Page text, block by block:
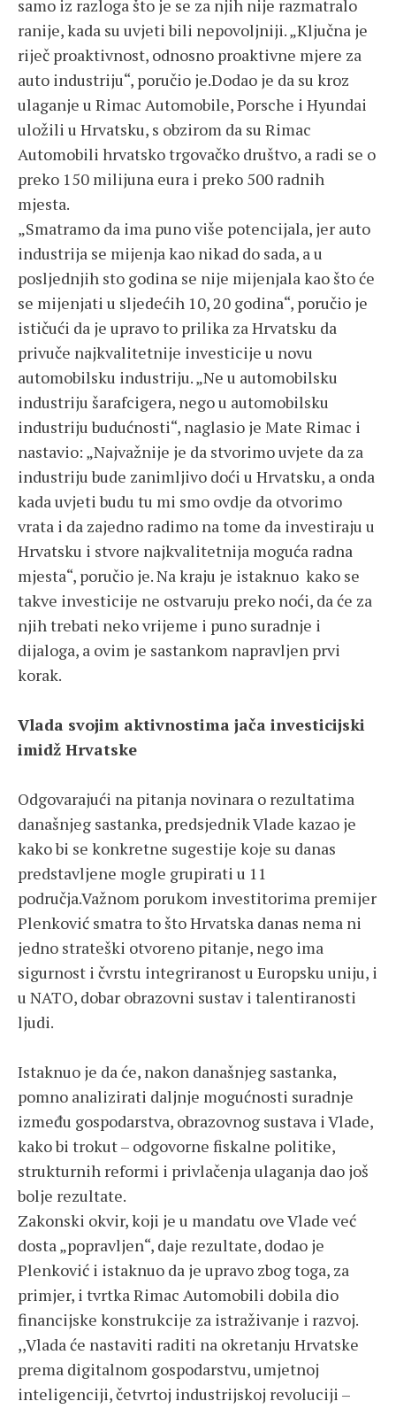
samo iz razloga što je se za njih nije razmatralo
ranije, kada su uvjeti bili nepovoljniji. „Ključna je
riječ proaktivnost, odnosno proaktivne mjere za
auto industriju“, poručio je.Dodao je da su kroz
ulaganje u Rimac Automobile, Porsche i Hyundai
uložili u Hrvatsku, s obzirom da su Rimac
Automobili hrvatsko trgovačko društvo, a radi se o
preko 150 milijuna eura i preko 500 radnih
mjesta.
„Smatramo da ima puno više potencijala, jer auto
industrija se mijenja kao nikad do sada, a u
posljednjih sto godina se nije mijenjala kao što će
se mijenjati u sljedećih 10, 20 godina“, poručio je
ističući da je upravo to prilika za Hrvatsku da
privuče najkvalitetnije investicije u novu
automobilsku industriju. „Ne u automobilsku
industriju šarafcigera, nego u automobilsku
industriju budućnosti“, naglasio je Mate Rimac i
nastavio: „Najvažnije je da stvorimo uvjete da za
industriju bude zanimljivo doći u Hrvatsku, a onda
kada uvjeti budu tu mi smo ovdje da otvorimo
vrata i da zajedno radimo na tome da investiraju u
Hrvatsku i stvore najkvalitetnija moguća radna
mjesta“, poručio je. Na kraju je istaknuo kako se
takve investicije ne ostvaruju preko noći, da će za
njih trebati neko vrijeme i puno suradnje i
dijaloga, a ovim je sastankom napravljen prvi
korak.
Vlada svojim aktivnostima jača investicijski
imidž Hrvatske
Odgovarajući na pitanja novinara o rezultatima
današnjeg sastanka, predsjednik Vlade kazao je
kako bi se konkretne sugestije koje su danas
predstavljene mogle grupirati u 11
područja.Važnom porukom investitorima premijer
Plenković smatra to što Hrvatska danas nema ni
jedno strateški otvoreno pitanje, nego ima
sigurnost i čvrstu integriranost u Europsku uniju, i
u NATO, dobar obrazovni sustav i talentiranosti
ljudi.
Istaknuo je da će, nakon današnjeg sastanka,
pomno analizirati daljnje mogućnosti suradnje
između gospodarstva, obrazovnog sustava i Vlade,
kako bi trokut – odgovorne fiskalne politike,
strukturnih reformi i privlačenja ulaganja dao još
bolje rezultate.
Zakonski okvir, koji je u mandatu ove Vlade već
dosta „popravljen“, daje rezultate, dodao je
Plenković i istaknuo da je upravo zbog toga, za
primjer, i tvrtka Rimac Automobili dobila dio
financijske konstrukcije za istraživanje i razvoj.
,,Vlada će nastaviti raditi na okretanju Hrvatske
prema digitalnom gospodarstvu, umjetnoj
inteligenciji, četvrtoj industrijskoj revoluciji –